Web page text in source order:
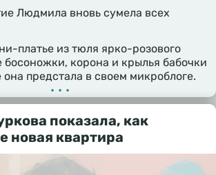
Людмила вновь сумела всех
платье из тюля ярко-розового
босоножки, корона и крылья бабочки
предстала в своем микроблоге.
•••
показала, как
новая квартира